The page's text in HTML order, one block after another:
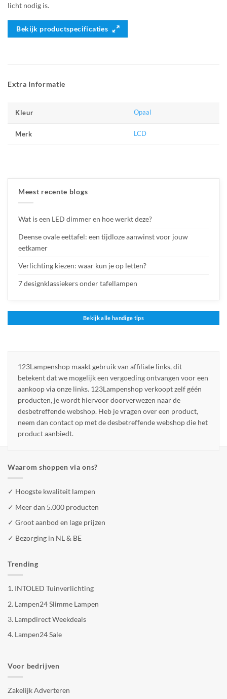
licht nodig is.
Bekijk productspecificaties
Extra Informatie
Kleur Opaal
Merk LCD
Meest recente blogs
Wat is een LED dimmer en hoe werkt deze?
Deense ovale eettafel: een tijdloze aanwinst voor jouw
eetkamer
Verlichting kiezen: waar kun je op letten?
7 designklassiekers onder tafellampen
Bekijk alle handige tips
123Lampenshop maakt gebruik van affiliate links, dit
betekent dat we mogelijk een vergoeding ontvangen voor een
aankoop via onze links. 123Lampenshop verkoopt zelf géén
producten, je wordt hiervoor doorverwezen naar de
desbetreffende webshop. Heb je vragen over een product,
neem dan contact op met de desbetreffende webshop die het
product aanbiedt.
Waarom shoppen via ons?
✓ Hoogste kwaliteit lampen
✓ Meer dan 5.000 producten
✓ Groot aanbod en lage prijzen
✓ Bezorging in NL & BE
Trending
1. INTOLED Tuinverlichting
2. Lampen24 Slimme Lampen
3. Lampdirect Weekdeals
4. Lampen24 Sale
Voor bedrijven
Zakelijk Adverteren